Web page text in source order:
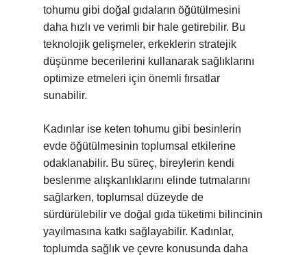
tohumu gibi doğal gıdaların öğütülmesini
daha hızlı ve verimli bir hale getirebilir. Bu
teknolojik gelişmeler, erkeklerin stratejik
düşünme becerilerini kullanarak sağlıklarını
optimize etmeleri için önemli fırsatlar
sunabilir.
Kadınlar ise keten tohumu gibi besinlerin
evde öğütülmesinin toplumsal etkilerine
odaklanabilir. Bu süreç, bireylerin kendi
beslenme alışkanlıklarını elinde tutmalarını
sağlarken, toplumsal düzeyde de
sürdürülebilir ve doğal gıda tüketimi bilincinin
yayılmasına katkı sağlayabilir. Kadınlar,
toplumda sağlık ve çevre konusunda daha